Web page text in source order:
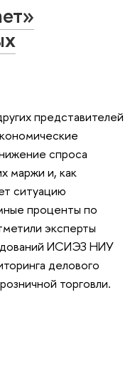
представителей
спроса
маржи и, как
ситуацию
проценты по
эксперты
ИСИЭЗ НИУ
делового
торговли.